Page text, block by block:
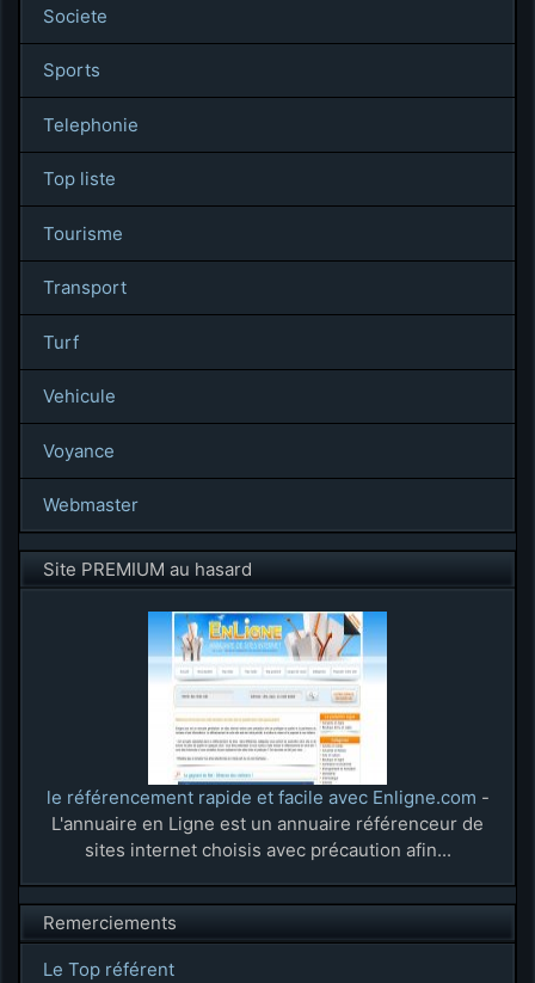
Societe
Sports
Telephonie
Top liste
Tourisme
Transport
Turf
Vehicule
Voyance
Webmaster
Site PREMIUM au hasard
le référencement rapide et facile avec Enligne.com -
L'annuaire en Ligne est un annuaire référenceur de
sites internet choisis avec précaution afin...
Remerciements
Le Top référent